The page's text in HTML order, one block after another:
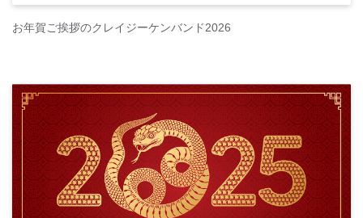
お年賀ご挨拶のクレイジーケンバンド2026